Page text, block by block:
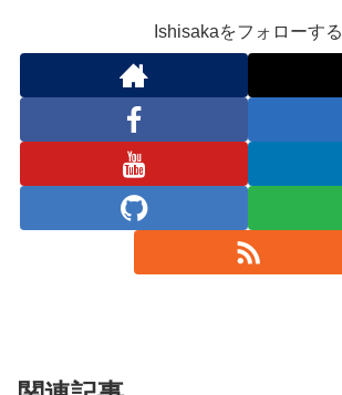
Ishisakaをフォローする